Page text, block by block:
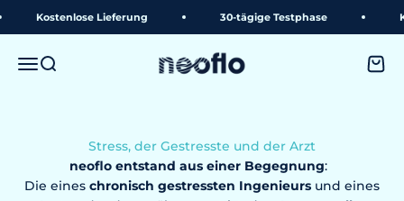
Weiter zum Inhalt
Kostenlose Lieferung 30-tägige Testphase
MenüSuche neoflo
Stress, der Gestresste und der Arzt
neoflo entstand aus einer Begegnung:
Die eines chronisch gestressten Ingenieurs und eines